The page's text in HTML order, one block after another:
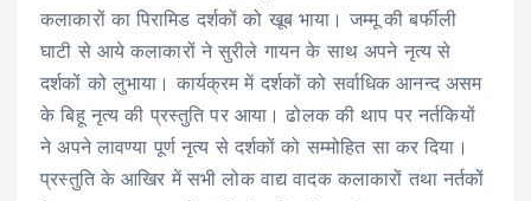
कलाकारों का पिरामिड दर्शकों को खूब भाया। जम्मू की बर्फीली
घाटी से आये कलाकारों ने सुरीले गायन के साथ अपने नृत्य से
दर्शकों को लुभाया। कार्यक्रम में दर्शकों को सर्वाधिक आनन्द असम
के बिहू नृत्य की प्रस्तुति पर आया। ढोलक की थाप पर नर्तकियों
ने अपने लावण्या पूर्ण नृत्य से दर्शकों को सम्मोहित सा कर दिया।
प्रस्तुति के आखिर में सभी लोक वाद्य वादक कलाकारों तथा नर्तकों